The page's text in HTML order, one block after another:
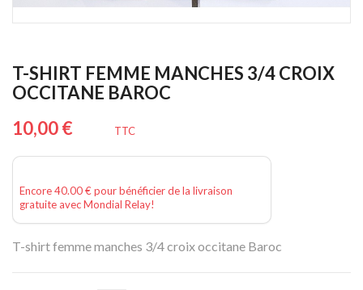
T-SHIRT FEMME MANCHES 3/4 CROIX
OCCITANE BAROC
10,00 €
TTC
Encore 40.00 € pour bénéficier de la livraison
gratuite avec Mondial Relay!
T-shirt femme manches 3/4croix occitane Baroc